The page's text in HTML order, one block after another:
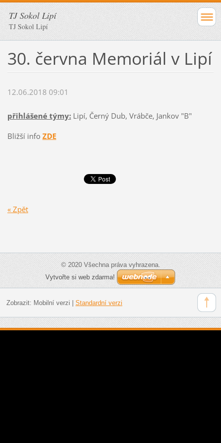
TJ Sokol Lipí
TJ Sokol Lipí
30. června Memoriál v Lipí
12.06.2018 09:01
přihlášené týmy:Lipí, Černý Dub, Vrábče, Jankov "B"
Bližší info ZDE
« Zpět
© 2020 Všechna práva vyhrazena.
Vytvořte si web zdarma!
Zobrazit: Mobilní verzi Standardní verzi